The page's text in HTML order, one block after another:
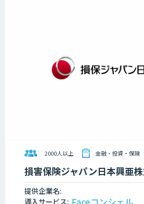
2000人以上 金融・投資・保険
損害保険ジャパン日本興亜
提供企業名:
導入サービス: